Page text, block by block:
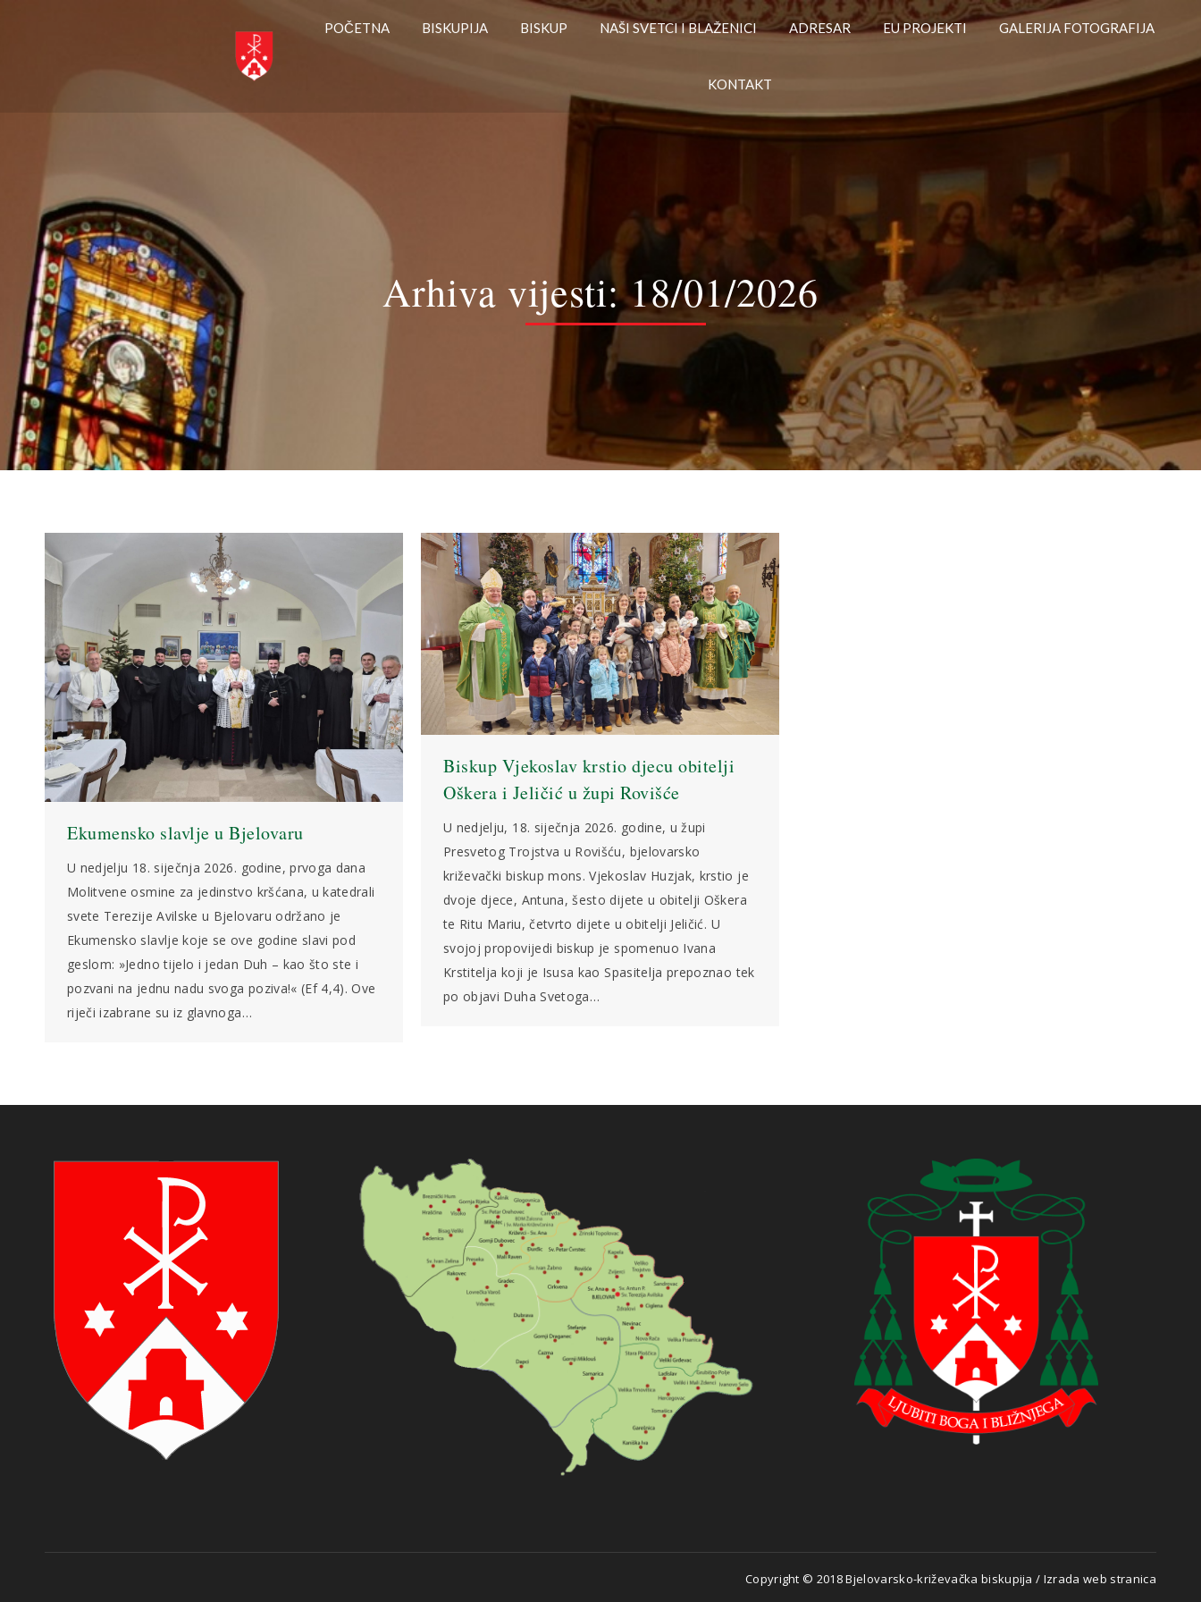
POČETNA BISKUPIJA BISKUP NAŠI SVETCI I BLAŽENICI ADRESAR EU PROJEKTI GALERIJA FOTOGRAFIJA
KONTAKT
Arhiva vijesti:18/01/2026
Ekumensko slavlje u Bjelovaru
U nedjelju 18. siječnja 2026. godine, prvoga dana
Molitvene osmine za jedinstvo kršćana, u katedrali
svete Terezije Avilske u Bjelovaru održano je
Ekumensko slavlje koje se ove godine slavi pod
geslom: »Jedno tijelo i jedan Duh – kao što ste i
pozvani na jednu nadu svoga poziva!« (Ef 4,4). Ove
riječi izabrane su iz glavnoga…
Biskup Vjekoslav krstio djecu obitelji
Oškera i Jeličić u župi Rovišće
U nedjelju, 18. siječnja 2026. godine, u župi
Presvetog Trojstva u Rovišću, bjelovarsko
križevački biskup mons. Vjekoslav Huzjak, krstio je
dvoje djece, Antuna, šesto dijete u obitelji Oškera
te Ritu Mariu, četvrto dijete u obitelji Jeličić. U
svojoj propovijedi biskup je spomenuo Ivana
Krstitelja koji je Isusa kao Spasitelja prepoznao tek
po objavi Duha Svetoga…
Copyright © 2018 Bjelovarsko-križevačka biskupija / Izrada web stranica